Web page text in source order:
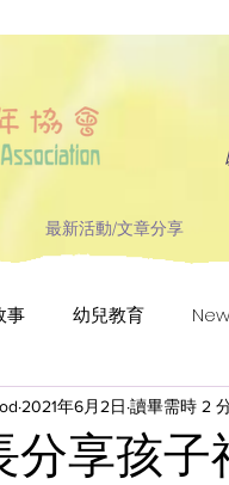
最新活動/文章分享
事 幼兒教育
分享孩子
2021年6月2日 讀畢需時 2